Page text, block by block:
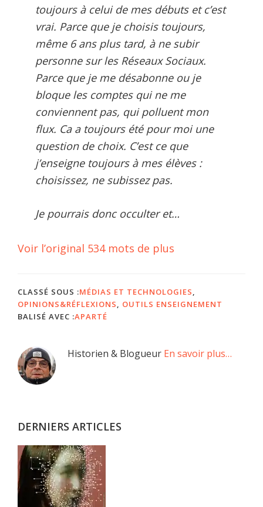
toujours à celui de mes débuts et c’est
vrai. Parce que je choisis toujours,
même 6 ans plus tard, à ne subir
personne sur les Réseaux Sociaux.
Parce que je me désabonne ou je
bloque les comptes qui ne me
conviennent pas, qui polluent mon
flux. Ca a toujours été pour moi une
question de choix. C’est ce que
j’enseigne toujours à mes élèves :
choisissez, ne subissez pas.
Je pourrais donc occulter et…
Voir l’original 534 mots de plus
CLASSÉ SOUS :MÉDIAS ET TECHNOLOGIES
OPINIONS&RÉFLEXIONS
OUTILS ENSEIGNEMENT
BALISÉ AVEC :APARTÉ
Barre
latérale
Historien & Blogueur En savoir plus…
DERNIERS ARTICLES